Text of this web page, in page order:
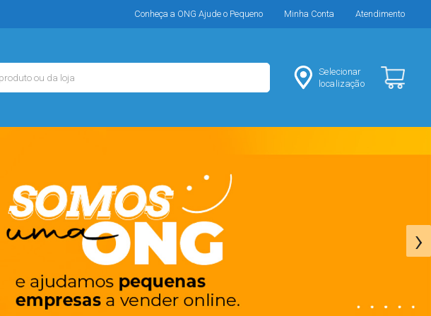
Conheça a ONG Ajude o Pequeno Minha Conta Atendimento
Selecionar
localização
›